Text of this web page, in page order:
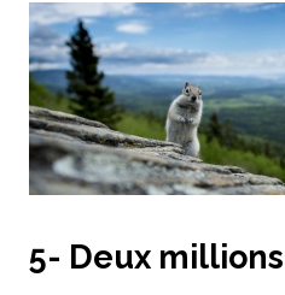
5- Deux